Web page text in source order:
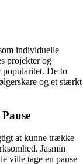
individuelle
projekter og
popularitet. De to
og et stærkt
at kunne trække
Jasmin
ville tage en pause